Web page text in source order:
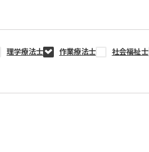
理学療法士 作業療法士 社会福祉士